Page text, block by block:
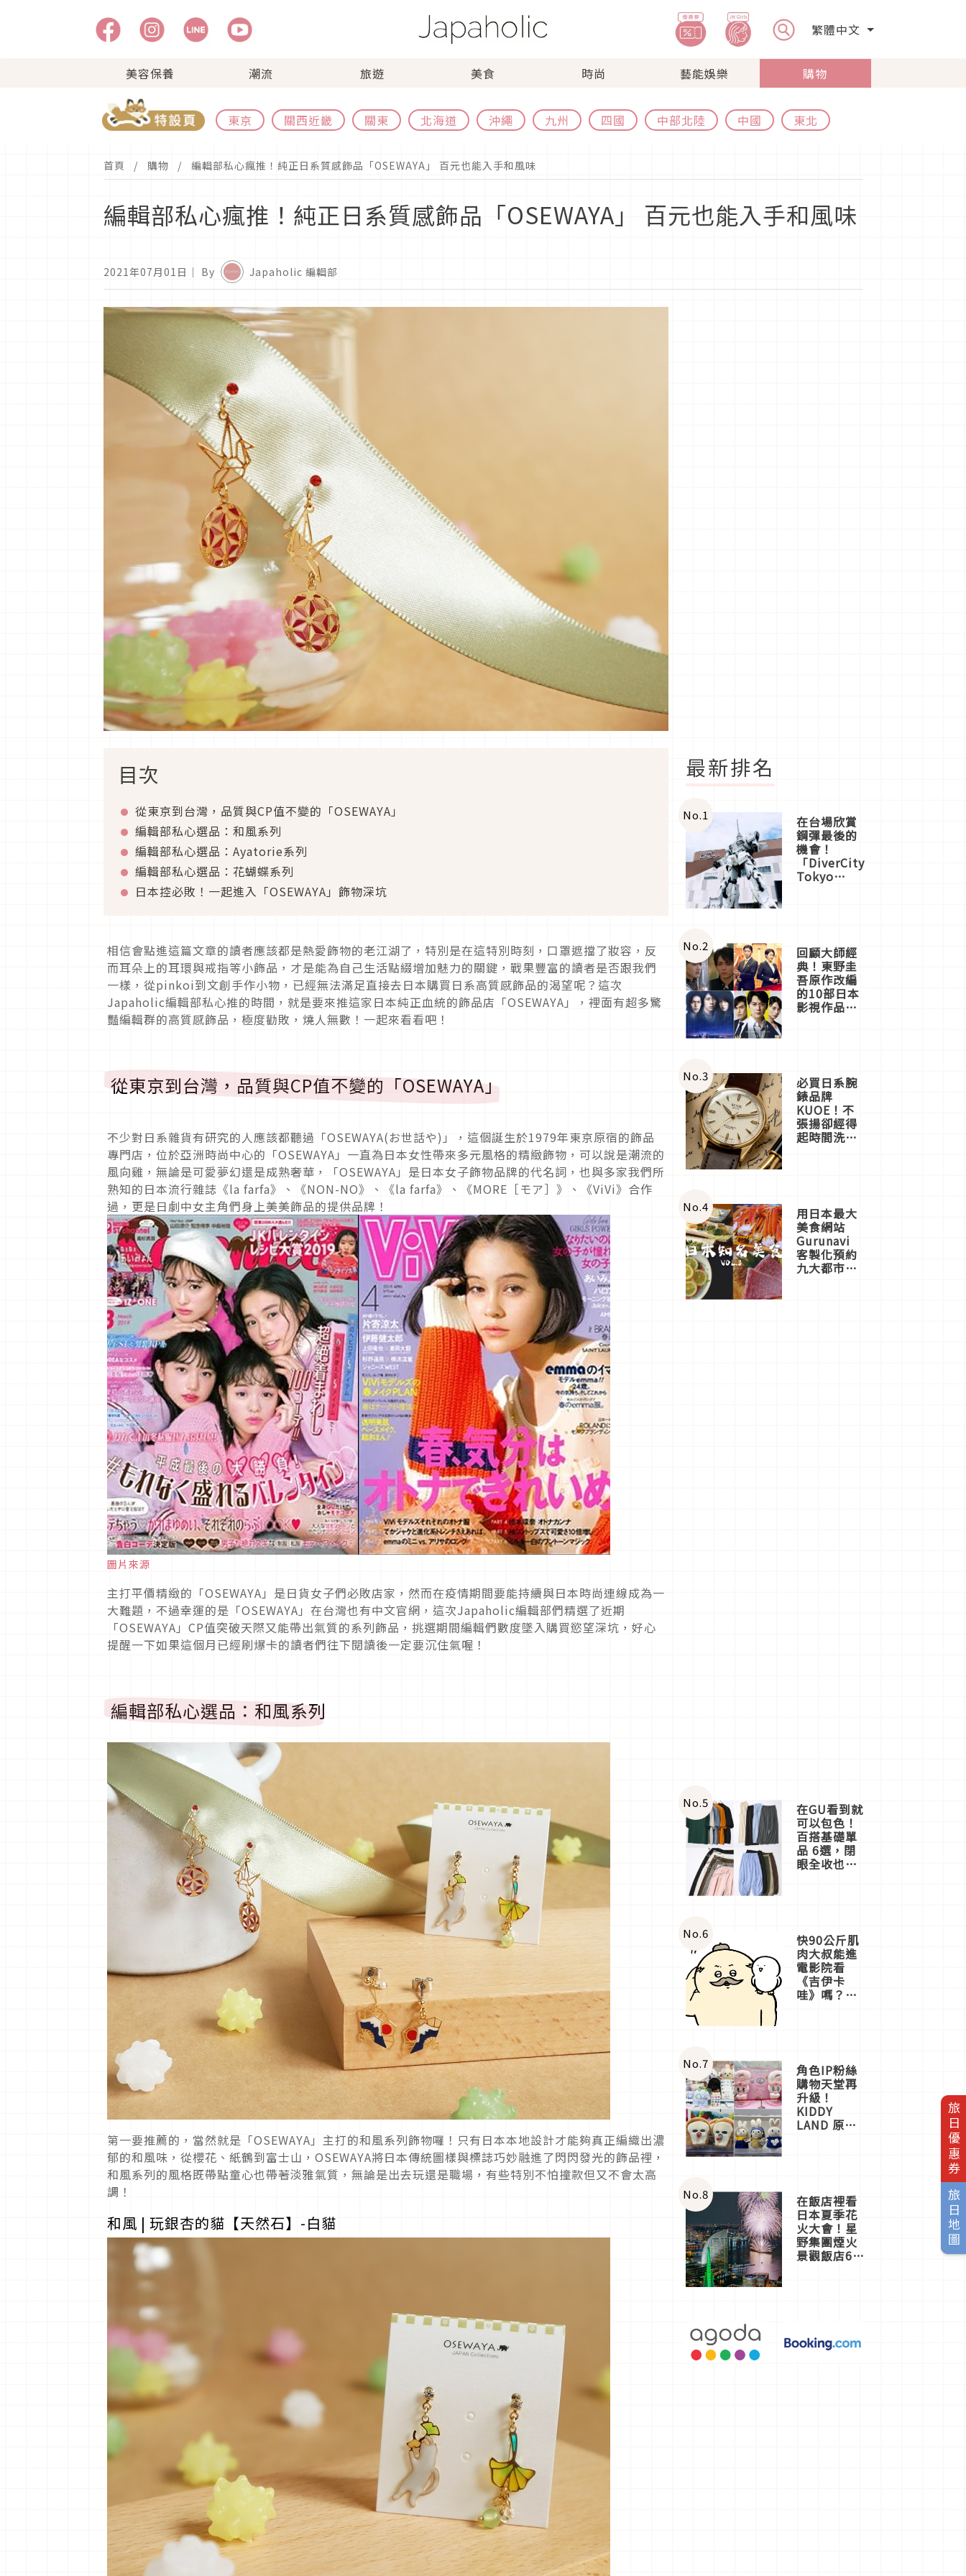
繁體中文
美容保養 潮流 旅遊 美食 時尚 藝能娛樂 購物
東京 關西近畿 關東 北海道 沖繩 九州 四國 中部北陸 中國 東北
旅日優惠券
旅日地圖
首頁 購物 編輯部私心瘋推！純正日系質感飾品「OSEWAYA」 百元也能入手和風味
編輯部私心瘋推！純正日系質感飾品「OSEWAYA」 百元也能入手和風味
2021年07月01日 ｜ By Japaholic 編輯部
目次
從東京到台灣，品質與CP值不變的「OSEWAYA」
編輯部私心選品：和風系列
編輯部私心選品：Ayatorie系列
編輯部私心選品：花蝴蝶系列
日本控必敗！一起進入「OSEWAYA」飾物深坑
相信會點進這篇文章的讀者應該都是熱愛飾物的老江湖了，特別是在這特別時刻，口罩遮擋了妝容，反
而耳朵上的耳環與戒指等小飾品，才是能為自己生活點綴增加魅力的關鍵，戰果豐富的讀者是否跟我們
一樣，從pinkoi到文創手作小物，已經無法滿足直接去日本購買日系高質感飾品的渴望呢？這次
Japaholic編輯部私心推的時間，就是要來推這家日本純正血統的飾品店「OSEWAYA」，裡面有超多驚
豔編輯群的高質感飾品，極度勸敗，燒人無數！一起來看看吧！
從東京到台灣，品質與CP值不變的「OSEWAYA」
不少對日系雜貨有研究的人應該都聽過「OSEWAYA(お世話や)」，這個誕生於1979年東京原宿的飾品
專門店，位於亞洲時尚中心的「OSEWAYA」一直為日本女性帶來多元風格的精緻飾物，可以說是潮流的
風向雞，無論是可愛夢幻還是成熟奢華，「OSEWAYA」是日本女子飾物品牌的代名詞，也與多家我們所
熟知的日本流行雜誌《la farfa》、《NON-NO》、《la farfa》、《MORE［モア］》、《ViVi》合作
過，更是日劇中女主角們身上美美飾品的提供品牌！
圖片來源
主打平價精緻的「OSEWAYA」是日貨女子們必敗店家，然而在疫情期間要能持續與日本時尚連線成為一
大難題，不過幸運的是「OSEWAYA」在台灣也有中文官網，這次Japaholic編輯部們精選了近期
「OSEWAYA」CP值突破天際又能帶出氣質的系列飾品，挑選期間編輯們數度墜入購買慾望深坑，好心
提醒一下如果這個月已經刷爆卡的讀者們往下閱讀後一定要沉住氣喔！
編輯部私心選品：和風系列
第一要推薦的，當然就是「OSEWAYA」主打的和風系列飾物囉！只有日本本地設計才能夠真正編織出濃
郁的和風味，從櫻花、紙鶴到富士山，OSEWAYA將日本傳統圖樣與標誌巧妙融進了閃閃發光的飾品裡，
和風系列的風格既帶點童心也帶著淡雅氣質，無論是出去玩還是職場，有些特別不怕撞款但又不會太高
調！
和風 | 玩銀杏的貓【天然石】-白貓
最新排名
No.1 在台場欣賞
鋼彈最後的
機會！
「DiverCity
Tokyo
體驗
No.2 回顧大師經
典！東野圭
吾原作改編
的10部日本
影視作品推
No.3 必買日系腕
錶品牌
KUOE！不
張揚卻經得
起時間洗鍊
No.4 用日本最大
美食網站
Gurunavi
客製化預約
九大都市餐
No.5 在GU看到就
可以包色！
百搭基礎單
品 6選，閉
眼全收也不
No.6 快90公斤肌
肉大叔能進
電影院看
《吉伊卡
哇》嗎？日
一同給出了
答案
No.7 角色IP粉絲
購物天堂再
升級！
KIDDY
LAND 原宿
店3分即達
No.8 在飯店裡看
日本夏季花
火大會！星
野集團煙火
景觀飯店6